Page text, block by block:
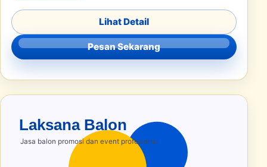
Lihat Detail
Pesan Sekarang